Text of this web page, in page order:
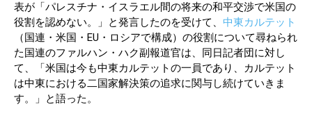
表が「パレスチナ・イスラエル間の将来の和平交渉で米国の
役割を認めない。」と発言したのを受けて、 中東カルテット
（国連・米国・EU・ロシアで構成）の役割について尋ねられ
た国連のファルハン・ハク副報道官は、同日記者団に対し
て、「米国は今も中東カルテットの一員であり、カルテット
は中東における二国家解決策の追求に関与し続けていきま
す。」と語った。